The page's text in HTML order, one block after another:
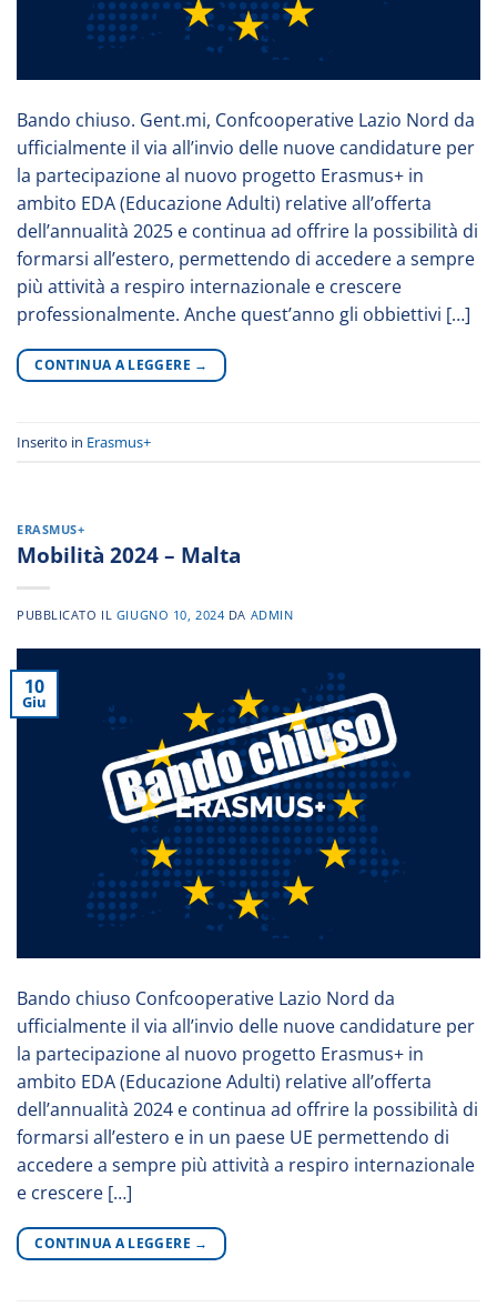
Bando chiuso. Gent.mi, Confcooperative Lazio Nord da
ufficialmente il via all’invio delle nuove candidature per
la partecipazione al nuovo progetto Erasmus+ in
ambito EDA (Educazione Adulti) relative all’offerta
dell’annualità 2025 e continua ad offrire la possibilità di
formarsi all’estero, permettendo di accedere a sempre
più attività a respiro internazionale e crescere
professionalmente. Anche quest’anno gli obbiettivi […]
CONTINUA A LEGGERE →
Inserito in Erasmus+
ERASMUS+
Mobilità 2024 – Malta
PUBBLICATO IL GIUGNO 10, 2024 DA ADMIN
10
Giu
Bando chiuso Confcooperative Lazio Nord da
ufficialmente il via all’invio delle nuove candidature per
la partecipazione al nuovo progetto Erasmus+ in
ambito EDA (Educazione Adulti) relative all’offerta
dell’annualità 2024 e continua ad offrire la possibilità di
formarsi all’estero e in un paese UE permettendo di
accedere a sempre più attività a respiro internazionale
e crescere […]
CONTINUA A LEGGERE →